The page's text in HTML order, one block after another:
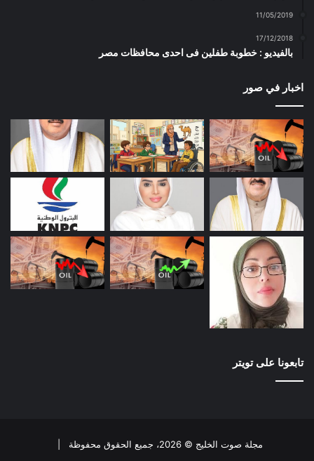
11/05/2019
17/12/2018
بالفيديو : خطوبة طفلين فى احدى محافظات مصر
اخبار في صور
تابعونا على تويتر
مجلة صوت الخليج © 2026، جميع الحقوق محفوظة |